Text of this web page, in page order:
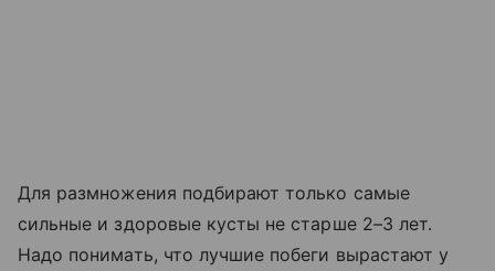
Для размножения подбирают только самые
сильные и здоровые кусты не старше 2–3 лет.
Надо понимать, что лучшие побеги вырастают у